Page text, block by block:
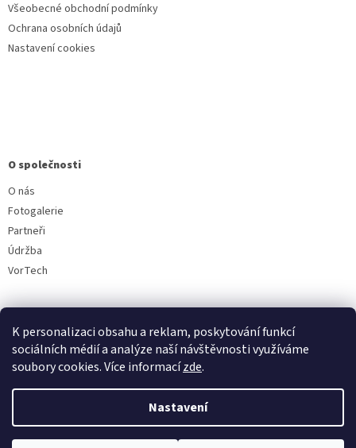
K personalizaci obsahu a reklam, poskytování funkcí
sociálních médií a analýze naší návštěvnosti využíváme
soubory cookies. Více informacízde.
Nastavení
Všeobecné obchodní podmínky
Ochrana osobních údajů
Nastavení cookies
O společnosti
O nás
Fotogalerie
Partneři
Údržba
VorTech
Copyright 2026Aquavala.cz. Všechna práva vyhrazena.Upravit